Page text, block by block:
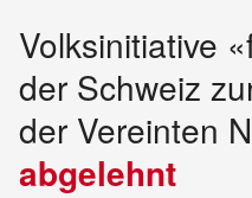
Volksinitiative
der Schweiz
der Vereinten
abgelehnt